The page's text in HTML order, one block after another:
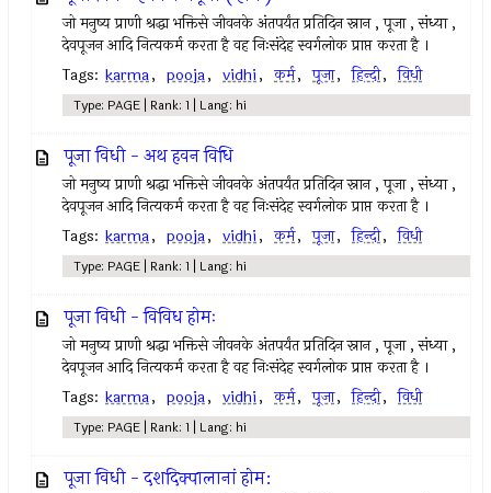
जो मनुष्य प्राणी श्रद्धा भक्तिसे जीवनके अंतपर्यंत प्रतिदिन स्नान , पूजा , संध्या ,
देवपूजन आदि नित्यकर्म करता है वह निःसंदेह स्वर्गलोक प्राप्त करता है ।
Tags: karma, pooja, vidhi, कर्म, पूजा, हिन्दी, विधी
Type: PAGE | Rank: 1 | Lang: hi
पूजा विधी - अथ हवन विधि
जो मनुष्य प्राणी श्रद्धा भक्तिसे जीवनके अंतपर्यंत प्रतिदिन स्नान , पूजा , संध्या ,
देवपूजन आदि नित्यकर्म करता है वह निःसंदेह स्वर्गलोक प्राप्त करता है ।
Tags: karma, pooja, vidhi, कर्म, पूजा, हिन्दी, विधी
Type: PAGE | Rank: 1 | Lang: hi
पूजा विधी - विविध होमः
जो मनुष्य प्राणी श्रद्धा भक्तिसे जीवनके अंतपर्यंत प्रतिदिन स्नान , पूजा , संध्या ,
देवपूजन आदि नित्यकर्म करता है वह निःसंदेह स्वर्गलोक प्राप्त करता है ।
Tags: karma, pooja, vidhi, कर्म, पूजा, हिन्दी, विधी
Type: PAGE | Rank: 1 | Lang: hi
पूजा विधी - दशदिक्पालानां होम: